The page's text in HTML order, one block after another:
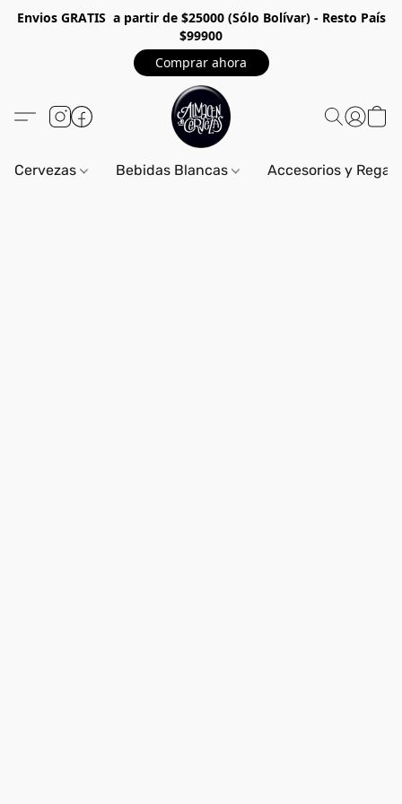
Envios GRATIS a partir de $25000 (Sólo Bolívar) - Resto País
$99900
Comprar ahora
Cervezas Bebidas Blancas Accesorios y